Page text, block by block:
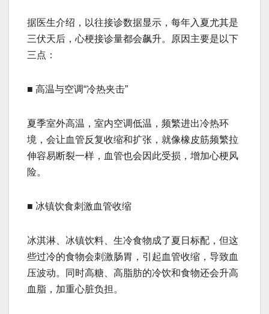
据医生介绍，以往接诊数据显示，每年入夏尤其是
三伏天后，心梗接诊量都会飙升。原因主要是以下
三点：
■ 高温与空调“冷热夹击”
夏季室外高温，室内空调低温，频繁进出冷热环
境，会让血管反复收缩和扩张，就像橡皮筋频繁拉
伸容易断裂一样，血管也会因此受损，增加心梗风
险。
■ 冰镇饮食刺激血管收缩
冰淇淋、冰镇饮料、生冷食物成了夏日标配，但这
些过冷的食物会刺激肠胃，引起血管收缩，导致血
压波动。同时高糖、高脂肪的冷饮和食物还会升高
血脂，加重心脏负担。